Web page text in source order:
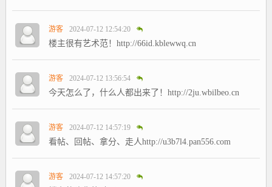
游客 2024-07-12 12:54:20
楼主很有艺术范！http://66id.kblewwq.cn
游客 2024-07-12 13:56:54
今天怎么了，什么人都出来了！http://2ju.wbilbeo.cn
游客 2024-07-12 14:57:19
看帖、回帖、拿分、走人http://u3b7l4.pan556.com
游客 2024-07-12 14:57:20